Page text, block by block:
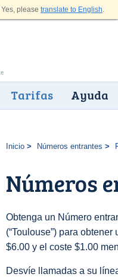
Yes, please translate to English.
Tarifas Ayuda
Inicio Números entrantes
Números
Obtenga un Número
(“Toulouse”) para
$6.00 y el coste $1.00
Desvíe llamadas a su